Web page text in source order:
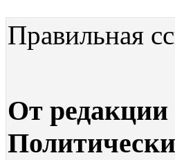
Правильная
От